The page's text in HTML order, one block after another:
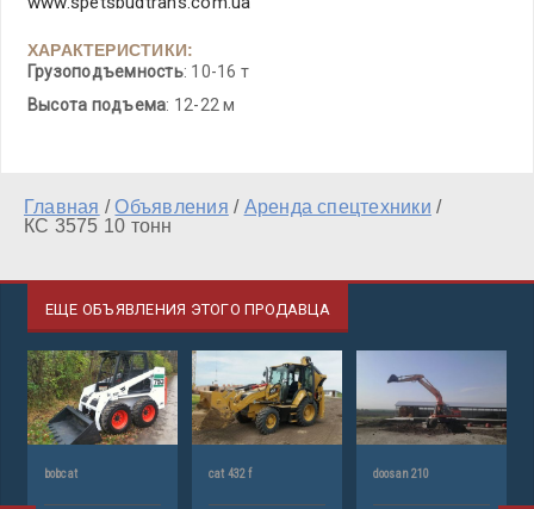
ХАРАКТЕРИСТИКИ:
Грузоподъемность: 10-16 т
Высота подъема: 12-22 м
Главная /Объявления / Аренда спецтехники /
КС 3575 10 тонн
ЕЩЕ ОБЪЯВЛЕНИЯ ЭТОГО ПРОДАВЦА
bobcat cat 432 f doosan 210